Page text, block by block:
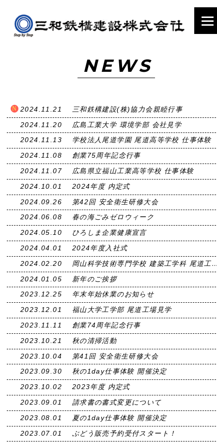
NEWS
2024.11.21
三和鉄構建設(株)協力会親睦行事
2024.11.20
広島工業大学 環境学部 会社見学
2024.11.13
学校法人尾道学園 尾道高等学校 仕事体験
2024.11.08
創業75周年記念行事
2024.11.07
広島県立福山工業高等学校 仕事体験
2024.10.01
2024年度 内定式
2024.09.26
第42回 安全衛生研修大会
2024.06.08
春の海ごみゼロウィーク
2024.05.10
ひろしま企業健康宣言
2024.04.01
2024年度入社式
2024.02.20
岡山科学技術専門学校 建築工学科 尾道工
2024.01.05
新年のご挨拶
2023.12.25
年末年始休業のお知らせ
2023.12.01
福山大学工学部 尾道工場見学
2023.11.11
創業74周年記念行事
2023.10.21
秋の清掃活動
2023.10.04
第41回 安全衛生研修大会
2023.09.30
秋の1day仕事体験 開催決定
2023.10.02
2023年度 内定式
2023.09.01
請求書の書式変更について
2023.08.01
夏の1day仕事体験 開催決定
2023.07.01
ぶどう販売予約受付スタート！